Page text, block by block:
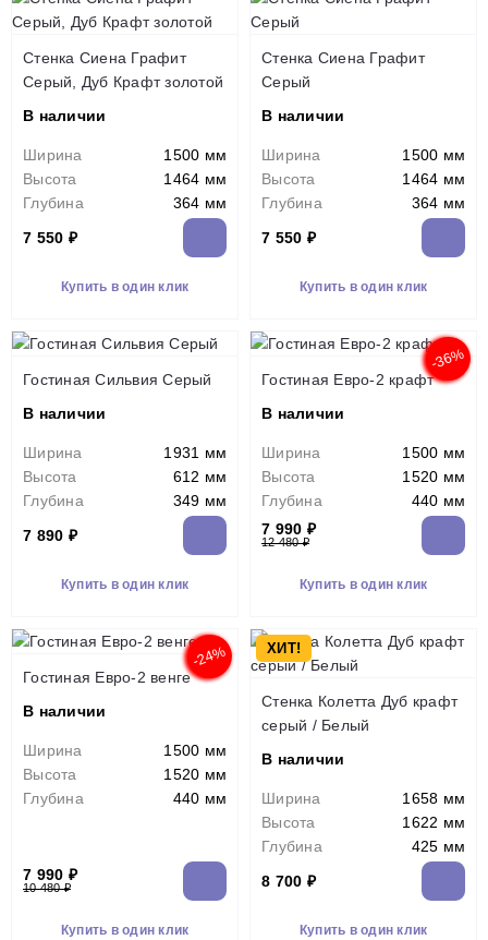
Стенка Сиена Графит
Серый, Дуб Крафт золотой
В наличии
Ширина
1500 мм
Высота
1464 мм
Глубина
364 мм
7 550 ₽
Купить в один клик
Стенка Сиена Графит
Серый
В наличии
Ширина
1500 мм
Высота
1464 мм
Глубина
364 мм
7 550 ₽
Купить в один клик
Гостиная Сильвия Серый
В наличии
Ширина
1931 мм
Высота
612 мм
Глубина
349 мм
7 890 ₽
Купить в один клик
-36%
Гостиная Евро-2 крафт
В наличии
Ширина
1500 мм
Высота
1520 мм
Глубина
440 мм
7 990 ₽
12 480 ₽
Купить в один клик
-24%
Гостиная Евро-2 венге
В наличии
Ширина
1500 мм
Высота
1520 мм
Глубина
440 мм
7 990 ₽
10 480 ₽
Купить в один клик
ХИТ!
Стенка Колетта Дуб крафт
серый / Белый
В наличии
Ширина
1658 мм
Высота
1622 мм
Глубина
425 мм
8 700 ₽
Купить в один клик